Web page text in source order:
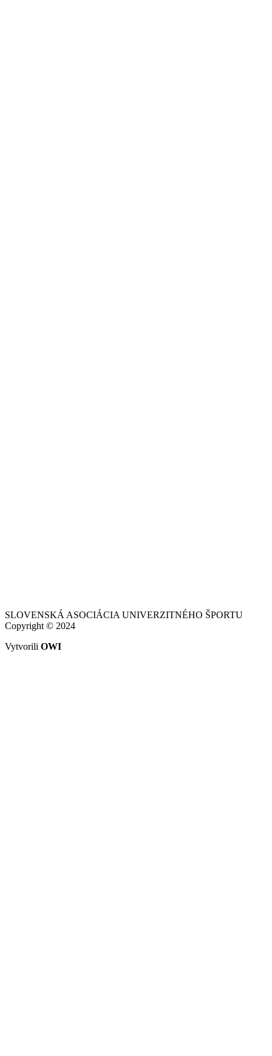
SLOVENSKÁ ASOCIÁCIA UNIVERZITNÉHO ŠPORTU
Copyright © 2024
Vytvorili OWI